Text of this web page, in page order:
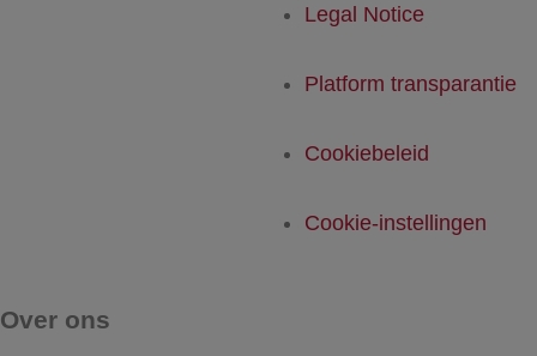
Legal Notice
Platform transparantie
Cookiebeleid
Cookie-instellingen
Over ons